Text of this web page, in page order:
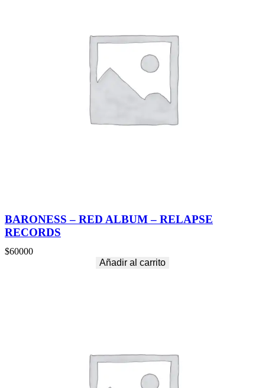
BARONESS – RED ALBUM – RELAPSE
RECORDS
$60000
Añadir al carrito